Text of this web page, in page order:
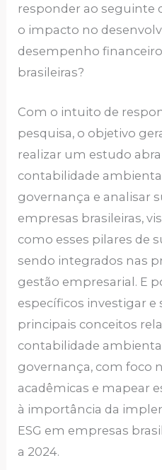
responder ao seguinte
o impacto no
desempenho
brasileiras?
Com o intuito de
pesquisa, o objetivo
realizar um estudo
contabilidade
governança e analisar
empresas brasileiras,
como esses pilares de
sendo integrados nas
gestão empresarial. E
específicos investigar e
principais conceitos
contabilidade
governança, com foco
acadêmicas e mapear
à importância da
ESG em empresas
a 2024.